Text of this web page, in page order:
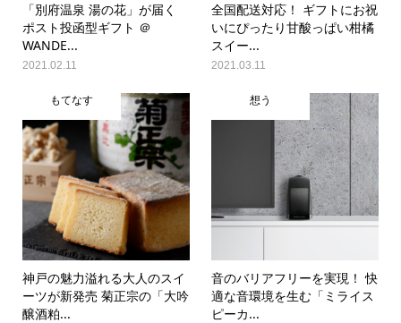
「別府温泉 湯の花」が届く
ポスト投函型ギフト ＠
WANDE...
2021.02.11
全国配送対応！ ギフトにお祝
いにぴったり甘酸っぱい柑橘
スイー...
2021.03.11
もてなす
神戸の魅力溢れる大人のスイ
ーツが新発売 菊正宗の「大吟
醸酒粕...
想う
音のバリアフリーを実現！ 快
適な音環境を生む「ミライス
ピーカ...